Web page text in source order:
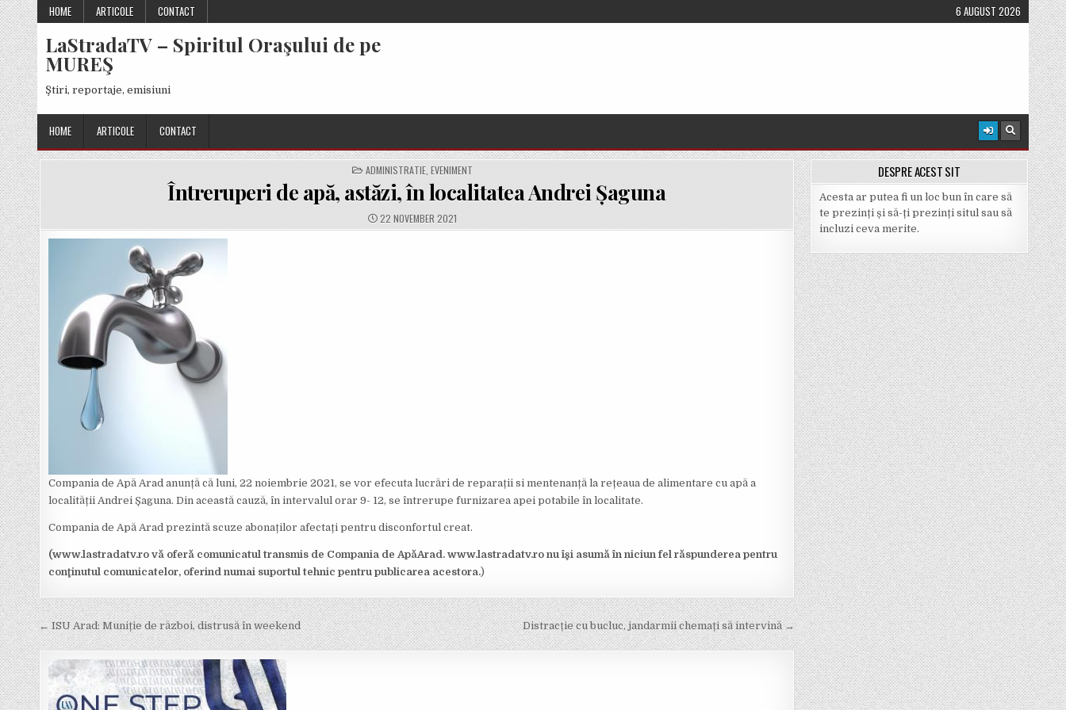
Skip
to
content
HOME ARTICOLE CONTACT 6 AUGUST 2026
LaStradaTV – Spiritul Oraşului de pe
MUREŞ
Ştiri, reportaje, emisiuni
HOME ARTICOLE CONTACT
POSTED
IN
ADMINISTRATIE ,EVENIMENT
Întreruperi de apă, astăzi, în localitatea Andrei Șaguna
PUBLISHED
DATE:
22 NOVEMBER 2021
Compania de Apă Arad anunță că luni, 22 noiembrie 2021, se vor efecuta lucrări de reparații si mentenanță la rețeaua de alimentare cu apă a
localității Andrei Șaguna. Din această cauză, în intervalul orar 9- 12, se întrerupe furnizarea apei potabile în localitate.
Compania de Apă Arad prezintă scuze abonaților afectați pentru disconfortul creat.
(www.lastradatv.ro vă oferă comunicatul transmis de Compania de ApăArad. www.lastradatv.ro nu îşi asumă în niciun fel răspunderea pentru
conţinutul comunicatelor, oferind numai suportul tehnic pentru publicarea acestora.)
Post
navigation
Distracție cu bucluc, jandarmii chemați să intervină →
← ISU Arad: Muniție de război, distrusă în weekend
DESPRE ACEST SIT
Acesta ar putea fi un loc bun în care să
te prezinți și să-ți prezinți situl sau să
incluzi ceva merite.